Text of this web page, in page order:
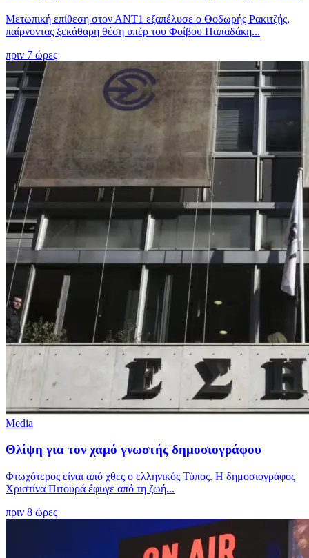
Μετωπική επίθεση στον ΑΝΤ1 εξαπέλυσε ο Θοδωρής Ρακιτζής,
παίρνοντας ξεκάθαρη θέση υπέρ του Φοίβου Παπαδάκη...
πριν 7 ώρες
Media
Θλίψη για τον χαμό γνωστής δημοσιογράφου
Φτωχότερος είναι από χθες ο ελληνικός Τύπος. Η δημοσιογράφος
Χριστίνα Πιτουρά έφυγε από τη ζωή...
πριν 8 ώρες